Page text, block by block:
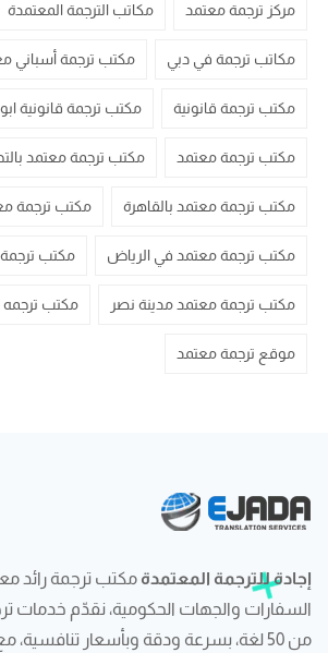
مركز ترجمة معتمد مكاتب الترجمة المعتمدة
مكاتب ترجمة في دبي مكتب ترجمة أسباني
مكتب ترجمة قانونية مكتب ترجمة قانونية
مكتب ترجمة معتمد مكتب ترجمة معتمد
مكتب ترجمة معتمد بالقاهرة مكتب ترجمة
مكتب ترجمة معتمد في الرياض مكتب
مكتب ترجمة معتمد مدينة نصر مكتب ترجمه
موقع ترجمة معتمد
إجادة للترجمة المعتمدة مكتب ترجمة رائد
السفارات والجهات الحكومية، نقدّم خدمات
من 50 لغة، بسرعة ودقة وبأسعار